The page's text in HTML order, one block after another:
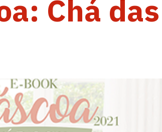
Chá